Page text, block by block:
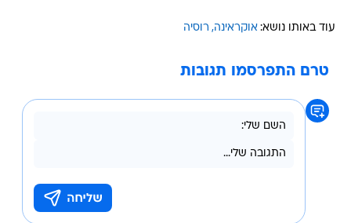
עוד באותו נושא: אוקראינה רוסיה
טרם התפרסמו תגובות